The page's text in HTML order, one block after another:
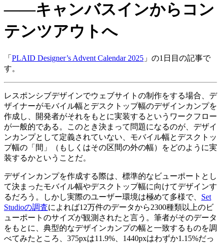
——キャンバスインからコン
テンツアウトへ
「 PLAID Designer’s Advent Calendar 2025 」の1日目の記事で
す。
レスポンシブデザインでウェブサイトの制作をする場合、デ
ザイナーがモバイル幅とデスクトップ幅のデザインカンプを
作成し、開発者がそれをもとに実装するというワークフロー
が一般的である。このとき決まって問題になるのが、デザイ
ンカンプとして定義されていない、モバイル幅とデスクトッ
プ幅の「間」（もしくはその区間の外の幅）をどのように実
装するかということだ。
デザインカンプを作成する際は、標準的なビューポートとし
て決まったモバイル幅やデスクトップ幅に向けてデザインす
るだろう。しかし実際のユーザー環境は極めて多様で、 Set
Studioの調査によれば12万件のデータから2300種類以上のビ
ューポートのサイズが観測されたと言う。筆者がそのデータ
をもとに、典型的なデザインカンプの幅と一致するものを調
べてみたところ、375pxは11.9%、1440pxはわずか1.15%だっ